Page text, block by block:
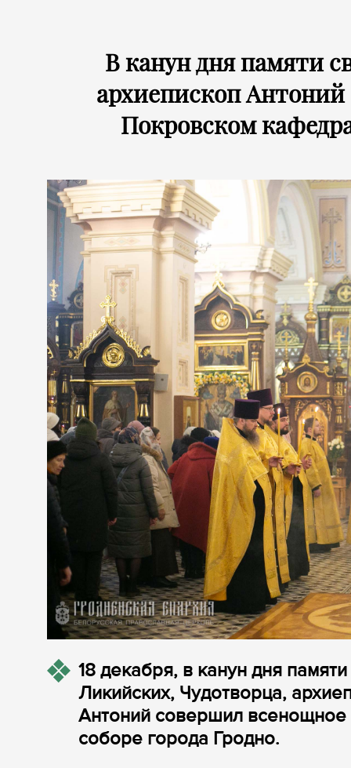
В канун дня памяти
архиепископ
Покровском
18 декабря, в канун дня
Ликийских, Чудотворца,
Антоний совершил
соборе города Гродно.